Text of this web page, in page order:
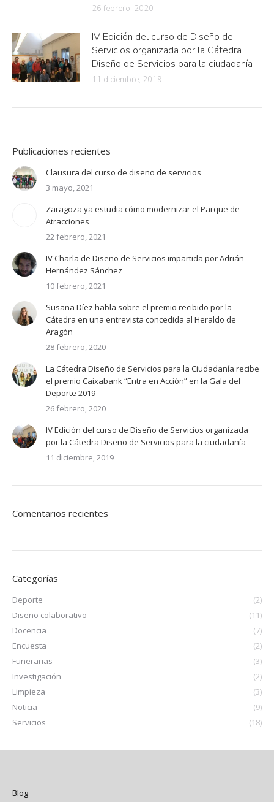
26 febrero, 2020
IV Edición del curso de Diseño de
Servicios organizada por la Cátedra
Diseño de Servicios para la ciudadanía
11 diciembre, 2019
Publicaciones recientes
Clausura del curso de diseño de servicios
3 mayo, 2021
Zaragoza ya estudia cómo modernizar el Parque de
Atracciones
22 febrero, 2021
IV Charla de Diseño de Servicios impartida por Adrián
Hernández Sánchez
10 febrero, 2021
Susana Díez habla sobre el premio recibido por la
Cátedra en una entrevista concedida al Heraldo de
Aragón
28 febrero, 2020
La Cátedra Diseño de Servicios para la Ciudadanía recibe
el premio Caixabank “Entra en Acción” en la Gala del
Deporte 2019
26 febrero, 2020
IV Edición del curso de Diseño de Servicios organizada
por la Cátedra Diseño de Servicios para la ciudadanía
11 diciembre, 2019
Comentarios recientes
Categorías
Deporte
(2)
Diseño colaborativo
(11)
Docencia
(7)
Encuesta
(2)
Funerarias
(3)
Investigación
(2)
Limpieza
(3)
Noticia
(9)
Servicios
(18)
Blog